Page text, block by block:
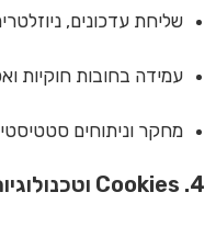
שליחת עדכונים,
עמידה בחובות חוקיות
מחקר וניתוחים
4. Cookies וטכנולוגיות מעקב